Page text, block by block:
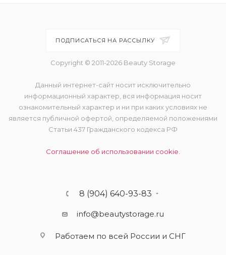
ПОДПИСАТЬСЯ НА РАССЫЛКУ
Copyright © 2011-2026 Beauty Storage
Данный интернет-сайт носит исключительно
информационный характер, вся информация носит
ознакомительный характер и ни при каких условиях не
является публичной офертой, определяемой положениями
Статьи 437 Гражданского кодекса РФ
Соглашение об использовании cookie.
8 (904) 640-93-83
info@beautystorage.ru
Работаем по всей России и СНГ